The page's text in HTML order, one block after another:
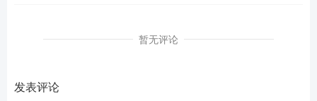
暂无评论
发表评论